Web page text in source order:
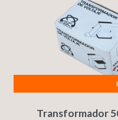
Transformador